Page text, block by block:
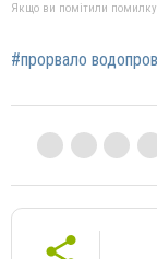
Якщо ви помітили помилку,
#прорвало